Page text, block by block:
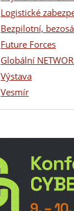
Logistické
Bezpilotní,
Future Forces
Globální
Výstava
Vesmír